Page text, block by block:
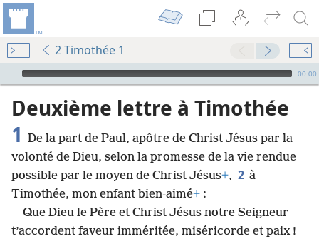
2 Timothée 1
Audio Player
00:00
Deuxième lettre à Timothée
1 De la part de Paul, apôtre de Christ Jésus par la
volonté de Dieu, selon la promesse de la vie rendue
possible par le moyen de Christ Jésus+, 2 à
Timothée, mon enfant bien-aimé+ :
Que Dieu le Père et Christ Jésus notre Seigneur
t’accordent faveur imméritée, miséricorde et paix !